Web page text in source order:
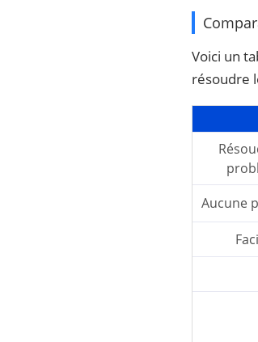
Voici un
résoudre
Aucune